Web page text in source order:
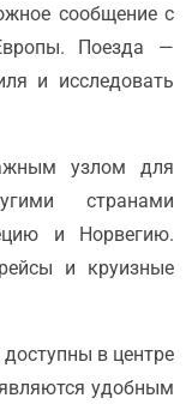
сообщение с
Поезда —
и исследовать
узлом для
странами
и Норвегию.
и круизные
доступны в центре
удобным